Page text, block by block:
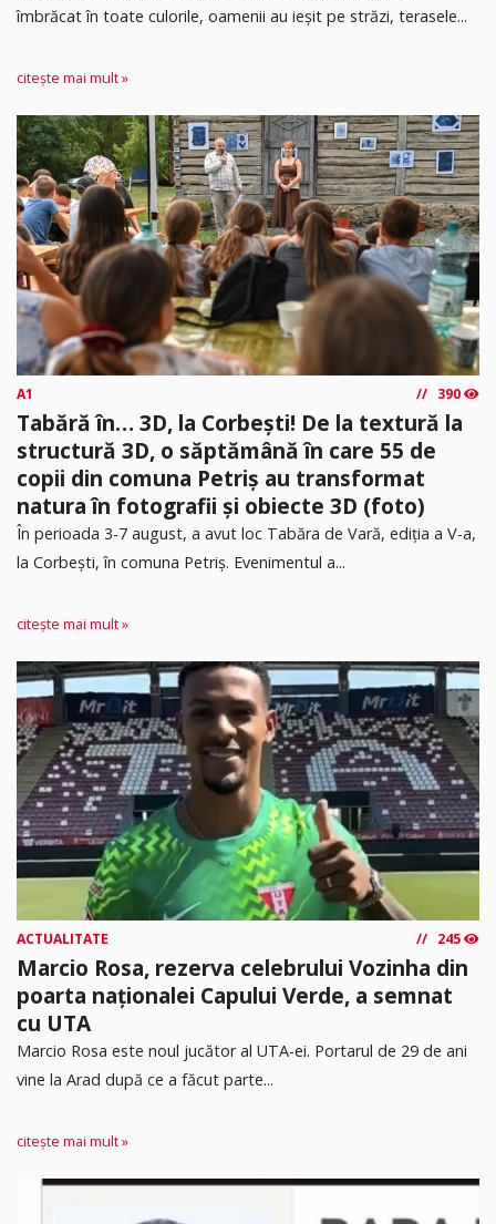
îmbrăcat în toate culorile, oamenii au ieșit pe străzi, terasele...
citește mai mult »
A1 390
Tabără în… 3D, la Corbești! De la textură la
structură 3D, o săptămână în care 55 de
copii din comuna Petriș au transformat
natura în fotografii și obiecte 3D (foto)
În perioada 3-7 august, a avut loc Tabăra de Vară, ediția a V-a,
la Corbești, în comuna Petriș. Evenimentul a...
citește mai mult »
ACTUALITATE 245
Marcio Rosa, rezerva celebrului Vozinha din
poarta naționalei Capului Verde, a semnat
cu UTA
Marcio Rosa este noul jucător al UTA-ei. Portarul de 29 de ani
vine la Arad după ce a făcut parte...
citește mai mult »